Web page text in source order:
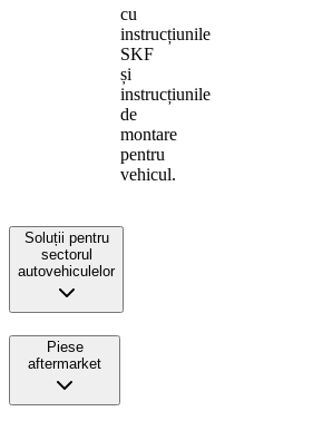
cu
instrucțiunile
SKF
și
instrucțiunile
de
montare
pentru
vehicul.
Soluții pentru
sectorul
autovehiculelor
Piese
aftermarket